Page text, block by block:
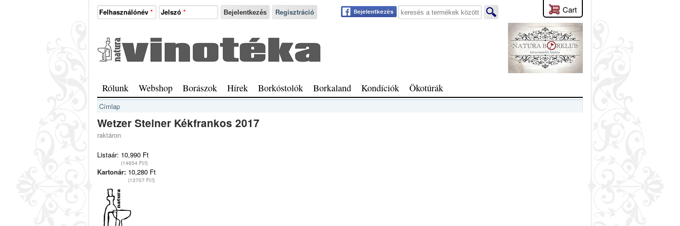
Cart
Felhasználónév * Jelszó * Regisztráció Keresés a webhelyen
Natura
Vinotéka
Főmenü
Rólunk Webshop Borászok Hírek Borkóstolók Borkaland Kondíciók Ökotúrák
Jelenlegi hely
Címlap
Wetzer Steiner Kékfrankos 2017
raktáron
Listaár: 10,990 Ft
(14654 Ft/l)
Kartonár: 10,280 Ft
(13707 Ft/l)